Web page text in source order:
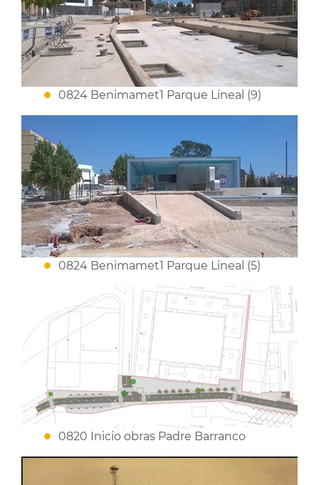
0824 Benimamet1 Parque Lineal (9)
0824 Benimamet1 Parque Lineal (5)
0820 Inicio obras Padre Barranco